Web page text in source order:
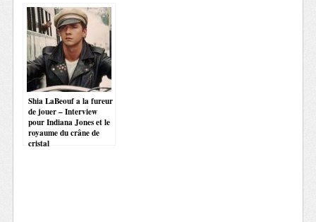
Shia LaBeouf a la fureur
de jouer – Interview
pour Indiana Jones et le
royaume du crâne de
cristal